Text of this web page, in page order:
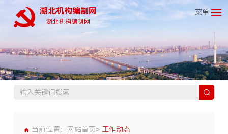
湖北机构编制网
湖北机构编制网
菜单
当前位置： 网站首页> 工作动态